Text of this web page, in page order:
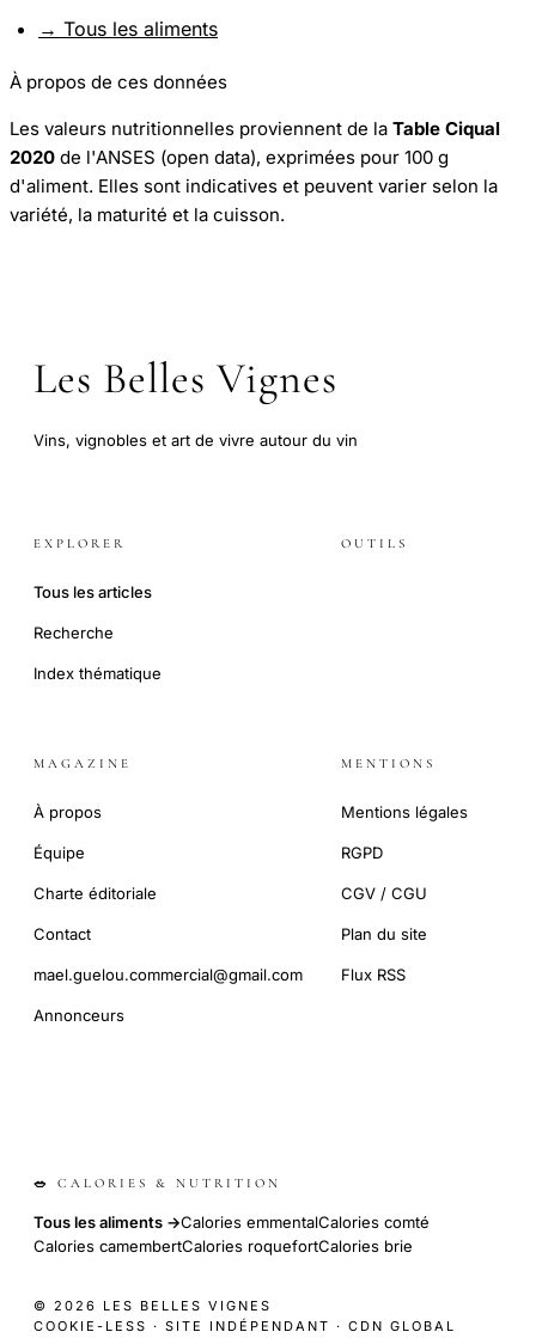
→ Tous les aliments
À propos de ces données
Les valeurs nutritionnelles proviennent de la Table Ciqual
2020 de l'ANSES (open data), exprimées pour 100 g
d'aliment. Elles sont indicatives et peuvent varier selon la
variété, la maturité et la cuisson.
Les Belles Vignes
Vins, vignobles et art de vivre autour du vin
EXPLORER
Tous les articles
Recherche
Index thématique
OUTILS
MAGAZINE
À propos
Équipe
Charte éditoriale
Contact
mael.guelou.commercial@gmail.com
Annonceurs
MENTIONS
Mentions légales
RGPD
CGV / CGU
Plan du site
Flux RSS
🥗 CALORIES & NUTRITION
Tous les aliments →Calories emmentalCalories comté
Calories camembertCalories roquefortCalories brie
© 2026 LES BELLES VIGNES
COOKIE-LESS · SITE INDÉPENDANT · CDN GLOBAL